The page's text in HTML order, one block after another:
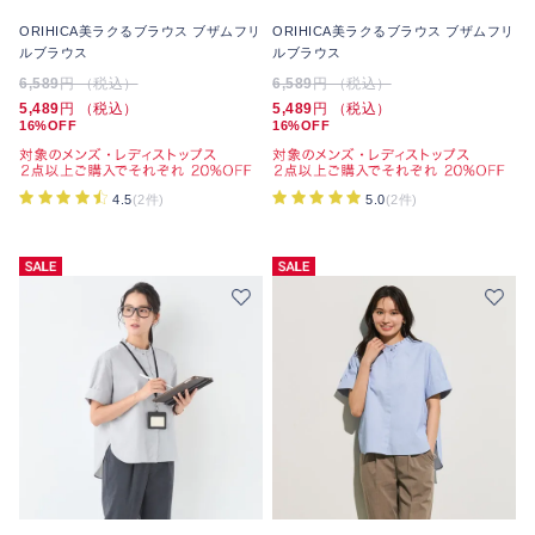
ORIHICA美ラクるブラウス ブザムフリ
ルブラウス
6,589円 （税込）
5,489 円 （税込）
16%OFF
4.5(2件)
ORIHICA美ラクるブラウス ブザムフリ
ルブラウス
6,589円 （税込）
5,489 円 （税込）
16%OFF
5.0(2件)